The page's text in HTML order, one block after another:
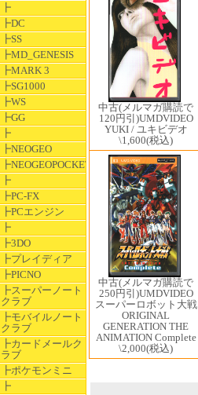
┣
┣DC
┣SS
┣MD_GENESIS
┣MARK 3
┣SG1000
┣WS
┣GG
┣
┣NEOGEO
┣NEOGEOPOCKET
┣
┣PC-FX
┣PCエンジン
┣
┣3DO
┣プレイディア
┣PICNO
┣スーパーノート
クラブ
┣モバイルノート
クラブ
┣カードメールク
ラブ
┣ポケモンミニ
┣
中古(メルマガ購読で
120円引)UMDVIDEO
YUKI / ユキビデオ
\1,600(税込)
中古(メルマガ購読で
250円引)UMDVIDEO
スーパーロボット大戦
ORIGINAL
GENERATION THE
ANIMATION Complete
\2,000(税込)